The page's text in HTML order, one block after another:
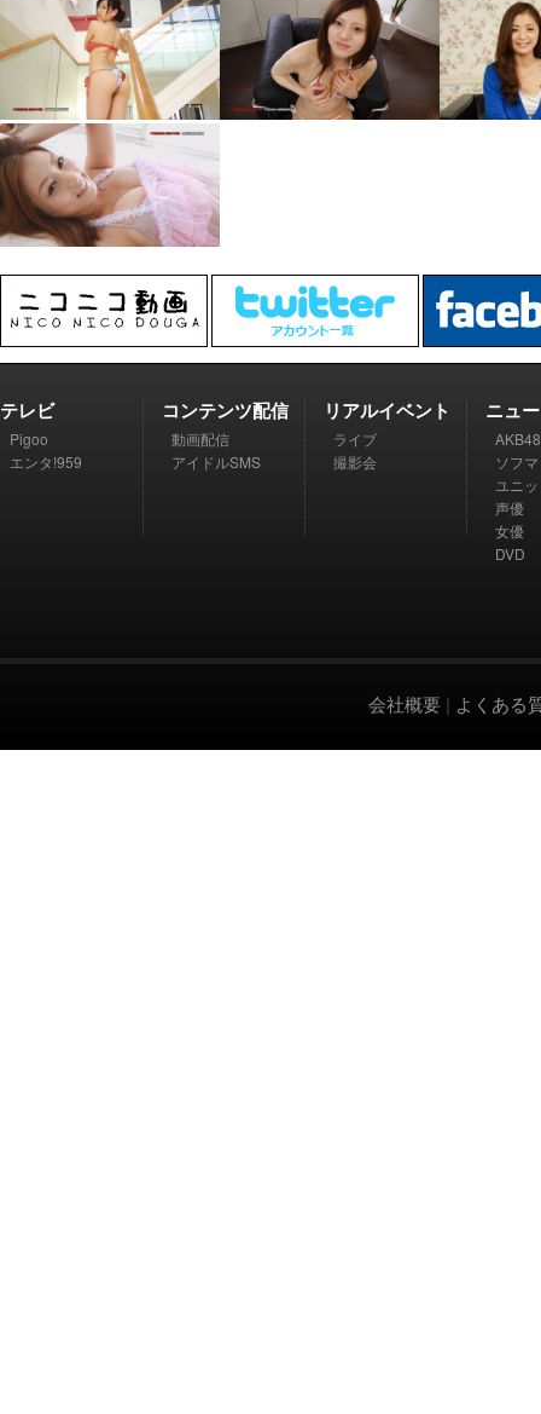
テレビ
Pigoo
エンタ!959
コンテンツ配信
動画配信
アイドルSMS
リアルイベント
ライブ
撮影会
ニュ
AKB48
ソフ
ユニ
声優
女優
DVD
会社概要 | よくある